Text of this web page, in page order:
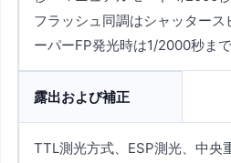
フラッシュ同調はシャッタース
ーパーFP発光時は1/2000秒まで
露出および補正
TTL測光方式、ESP測光、中央